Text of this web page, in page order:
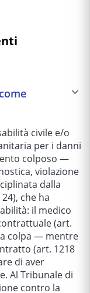
civile e/o
per i danni
colposo —
violazione
dalla
che ha
il medico
(art.
colpa — mentre
(art. 1218
di aver
Al Tribunale di
contro la